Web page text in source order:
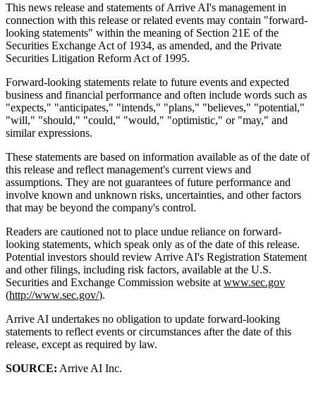
This news release and statements of Arrive AI's management in
connection with this release or related events may contain "forward-
looking statements" within the meaning of Section 21E of the
Securities Exchange Act of 1934, as amended, and the Private
Securities Litigation Reform Act of 1995.
Forward-looking statements relate to future events and expected
business and financial performance and often include words such as
"expects," "anticipates," "intends," "plans," "believes," "potential,"
"will," "should," "could," "would," "optimistic," or "may," and
similar expressions.
These statements are based on information available as of the date of
this release and reflect management's current views and
assumptions. They are not guarantees of future performance and
involve known and unknown risks, uncertainties, and other factors
that may be beyond the company's control.
Readers are cautioned not to place undue reliance on forward-
looking statements, which speak only as of the date of this release.
Potential investors should review Arrive AI's Registration Statement
and other filings, including risk factors, available at the U.S.
Securities and Exchange Commission website at www.sec.gov
(http://www.sec.gov/).
Arrive AI undertakes no obligation to update forward-looking
statements to reflect events or circumstances after the date of this
release, except as required by law.
SOURCE: Arrive AI Inc.